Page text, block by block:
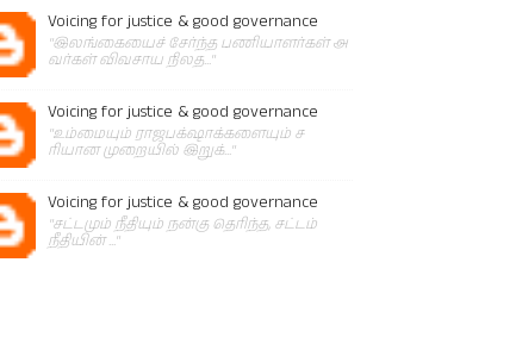
Voicing for justice & good governance
"இலங்கையைச் சேர்ந்த பணியாளர்கள் அ
வர்கள் விவசாய நிலத..."
Voicing for justice & good governance
"உம்மையும் ராஜபக்‌ஷாக்களையும் ச
ரியான முறையில் இறுக்..."
Voicing for justice & good governance
"சட்டமும் நீதியும் நன்கு தெரிந்த, சட்டம்
நீதியின் ..."